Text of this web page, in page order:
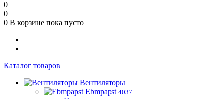
0
0
0 В корзине пока пусто
Каталог товаров
Вентиляторы
Ebmpapst 4037